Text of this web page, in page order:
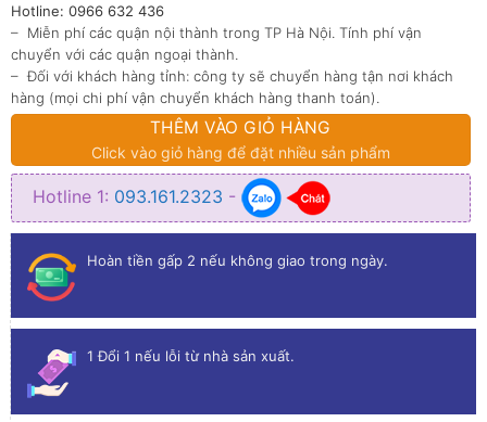
Hotline: 0966 632 436
– Miễn phí các quận nội thành trong TP Hà Nội. Tính phí vận
chuyển với các quận ngoại thành.
– Đối với khách hàng tỉnh: công ty sẽ chuyển hàng tận nơi khách
hàng (mọi chi phí vận chuyển khách hàng thanh toán).
THÊM VÀO GIỎ HÀNG
Click vào giỏ hàng để đặt nhiều sản phẩm
Hotline 1: 093.161.2323 -
Hoàn tiền gấp 2 nếu không giao trong ngày.
1 Đổi 1 nếu lỗi từ nhà sản xuất.